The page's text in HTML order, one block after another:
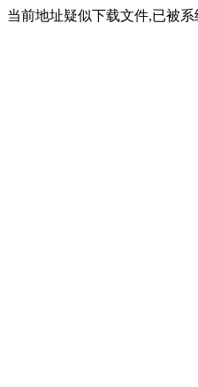
当前地址疑似下载文件,已被